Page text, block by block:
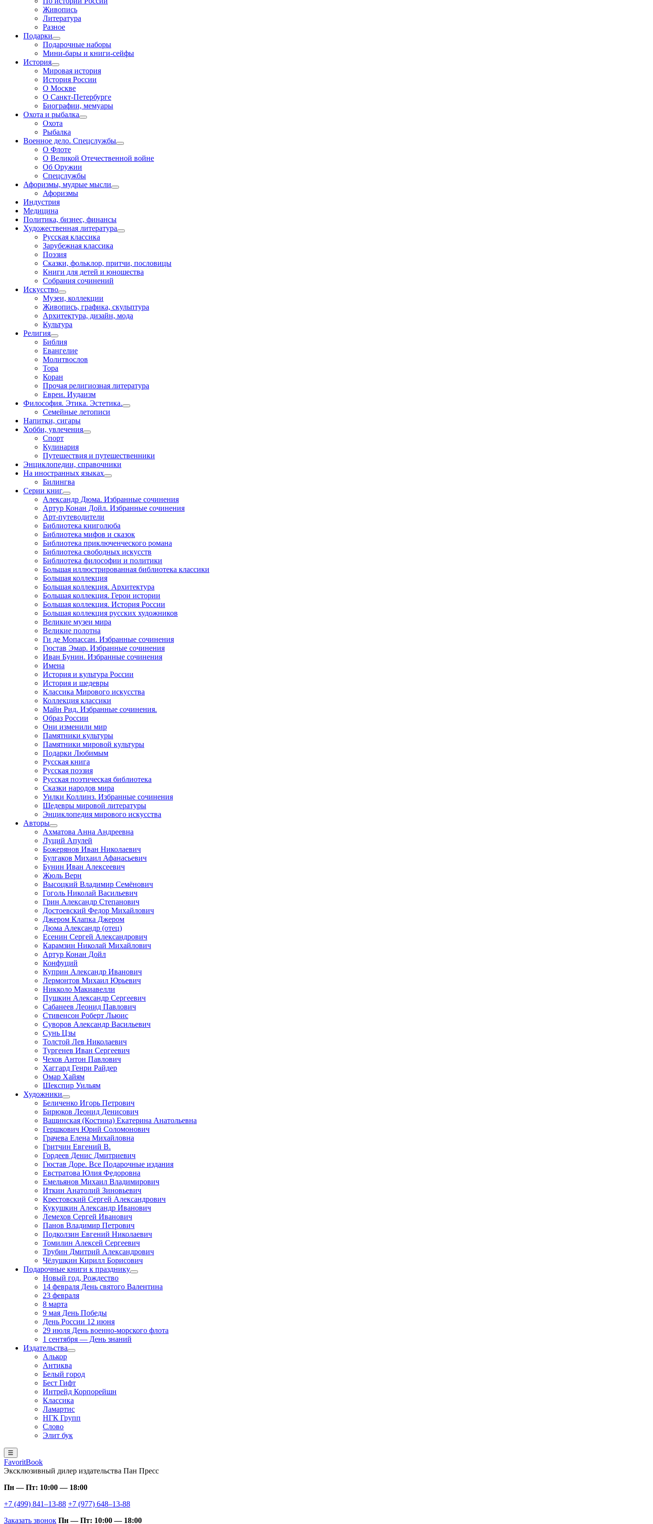
Живопись
Литература
Разное
Подарки
Подарочные наборы
Мини-бары и книги-сейфы
История
Мировая история
История России
О Москве
О Санкт-Петербурге
Биографии, мемуары
Охота и рыбалка
Охота
Рыбалка
Военное дело. Спецслужбы
О Флоте
О Великой Отечественной войне
Об Оружии
Спецслужбы
Афоризмы, мудрые мысли
Афоризмы
Индустрия
Медицина
Политика, бизнес, финансы
Художественная литература
Русская классика
Зарубежная классика
Поэзия
Сказки, фольклор, притчи, пословицы
Книги для детей и юношества
Собрания сочинений
Искусство
Музеи, коллекции
Живопись, графика, скульптура
Архитектура, дизайн, мода
Культура
Религия
Библия
Евангелие
Молитвослов
Тора
Коран
Прочая религиозная литература
Евреи. Иудаизм
Философия. Этика. Эстетика.
Семейные летописи
Напитки, сигары
Хобби, увлечения
Спорт
Кулинария
Путешествия и путешественники
Энциклопедии, справочники
На иностранных языках
Билингва
Серии книг
Александр Дюма. Избранные сочинения
Артур Конан Дойл. Избранные сочинения
Арт-путеводители
Библиотека книголюба
Библиотека мифов и сказок
Библиотека приключенческого романа
Библиотека свободных искусств
Библиотека философии и политики
Большая иллюстрированная библиотека классики
Большая коллекция
Большая коллекция. Архитектура
Большая коллекция. Герои истории
Большая коллекция. История России
Большая коллекция русских художников
Великие музеи мира
Великие полотна
Ги де Мопассан. Избранные сочинения
Гюстав Эмар. Избранные сочинения
Иван Бунин. Избранные сочинения
Имена
История и культура России
История и шедевры
Классика Мирового искусства
Коллекция классики
Майн Рид. Избранные сочинения.
Образ России
Они изменили мир
Памятники культуры
Памятники мировой культуры
Подарки Любимым
Русская книга
Русская поэзия
Русская поэтическая библиотека
Сказки народов мира
Уилки Коллинз. Избранные сочинения
Шедевры мировой литературы
Энциклопедия мирового искусства
Авторы
Ахматова Анна Андреевна
Луций Апулей
Божерянов Иван Николаевич
Булгаков Михаил Афанасьевич
Бунин Иван Алексеевич
Жюль Верн
Высоцкий Владимир Семёнович
Гоголь Николай Васильевич
Грин Александр Степанович
Достоевский Федор Михайлович
Джером Клапка Джером
Дюма Александр (отец)
Есенин Сергей Александрович
Карамзин Николай Михайлович
Артур Конан Дойл
Конфуций
Куприн Александр Иванович
Лермонтов Михаил Юрьевич
Никколо Макиавелли
Пушкин Александр Сергеевич
Сабанеев Леонид Павлович
Стивенсон Роберт Льюис
Суворов Александр Васильевич
Сунь Цзы
Толстой Лев Николаевич
Тургенев Иван Сергеевич
Чехов Антон Павлович
Хаггард Генри Райдер
Омар Хайям
Шекспир Уильям
Художники
Беличенко Игорь Петрович
Бирюков Леонид Денисович
Ващинская (Костина) Екатерина Анатольевна
Гершкович Юрий Соломонович
Грачева Елена Михайловна
Гритчин Евгений В.
Гордеев Денис Дмитриевич
Гюстав Доре. Все Подарочные издания
Евстратова Юлия Федоровна
Емельянов Михаил Владимирович
Иткин Анатолий Зиновьевич
Крестовский Сергей Александрович
Кукушкин Александр Иванович
Лемехов Сергей Иванович
Панов Владимир Петрович
Подколзин Евгений Николаевич
Томилин Алексей Сергеевич
Трубин Дмитрий Александрович
Чёлушкин Кирилл Борисович
Подарочные книги к празднику
Новый год, Рождество
14 февраля День святого Валентина
23 февраля
8 марта
9 мая День Победы
День России 12 июня
29 июля День военно-морского флота
1 сентября — День знаний
Издательства
Алькор
Антиква
Белый город
Бест Гифт
Интрейд Корпорейшн
Классика
Ламартис
НГК Групп
Слово
Элит бук
☰
FavoritBook
Эксклюзивный дилер издательства Пан Пресс
Пн — Пт: 10:00 — 18:00
+7 (499) 841–13-88 +7 (977) 648–13-88
Заказать звонок Пн — Пт: 10:00 — 18:00